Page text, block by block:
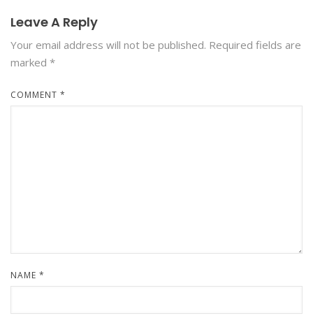
Leave A Reply
Your email address will not be published. Required fields are
marked *
COMMENT *
NAME *